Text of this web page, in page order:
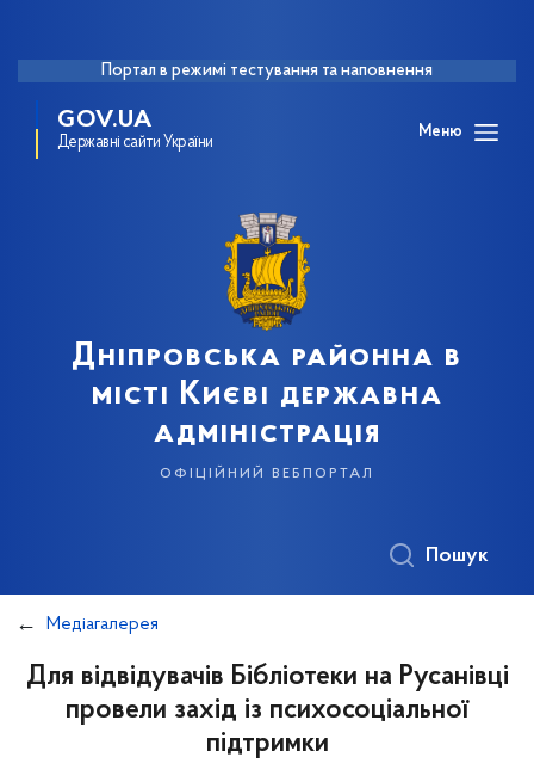
Портал в режимі тестування та наповнення
GOV.UA
Державні сайти України
Меню
Дніпровська районна в
місті Києві державна
адміністрація
офіційний вебпортал
Пошук
Медіагалерея
Для відвідувачів Бібліотеки на Русанівці
провели захід із психосоціальної
підтримки